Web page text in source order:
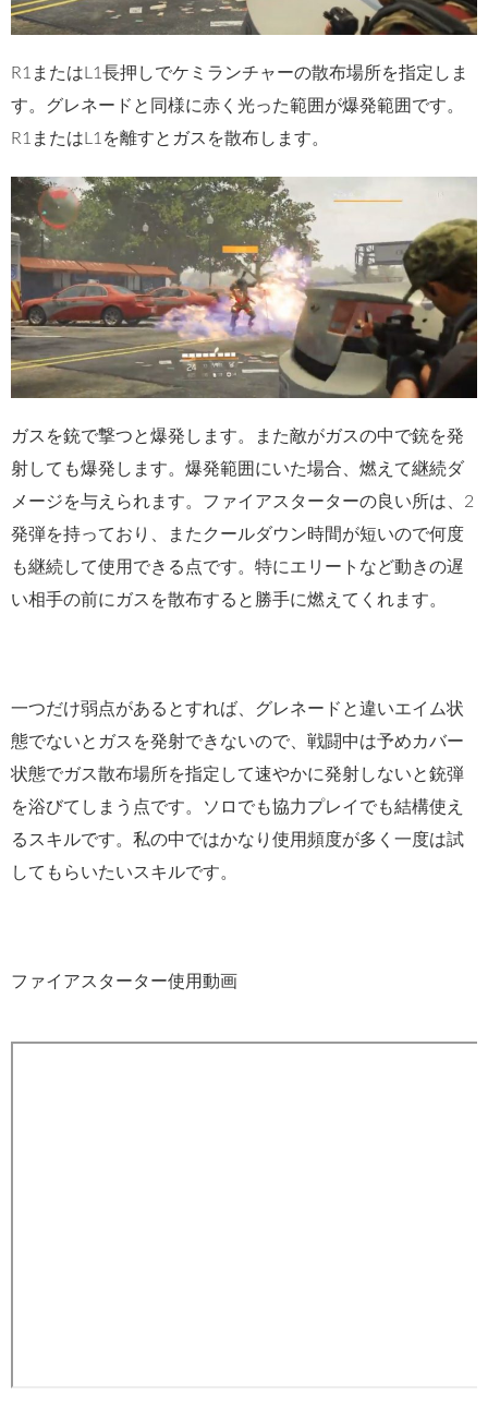
R1またはL1長押しでケミランチャーの散布場所を指定しま
す。グレネードと同様に赤く光った範囲が爆発範囲です。
R1またはL1を離すとガスを散布します。
ガスを銃で撃つと爆発します。また敵がガスの中で銃を発
射しても爆発します。爆発範囲にいた場合、燃えて継続ダ
メージを与えられます。ファイアスターターの良い所は、2
発弾を持っており、またクールダウン時間が短いので何度
も継続して使用できる点です。特にエリートなど動きの遅
い相手の前にガスを散布すると勝手に燃えてくれます。
一つだけ弱点があるとすれば、グレネードと違いエイム状
態でないとガスを発射できないので、戦闘中は予めカバー
状態でガス散布場所を指定して速やかに発射しないと銃弾
を浴びてしまう点です。ソロでも協力プレイでも結構使え
るスキルです。私の中ではかなり使用頻度が多く一度は試
してもらいたいスキルです。
ファイアスターター使用動画